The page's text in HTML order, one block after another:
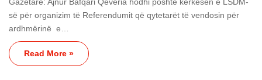
Gazetare: Ajnur Bafqari Qeveria hodhi poshtë kërkesën e LSDM-
së për organizim të Referendumit që qytetarët të vendosin për
ardhmërinë e…
Read More »